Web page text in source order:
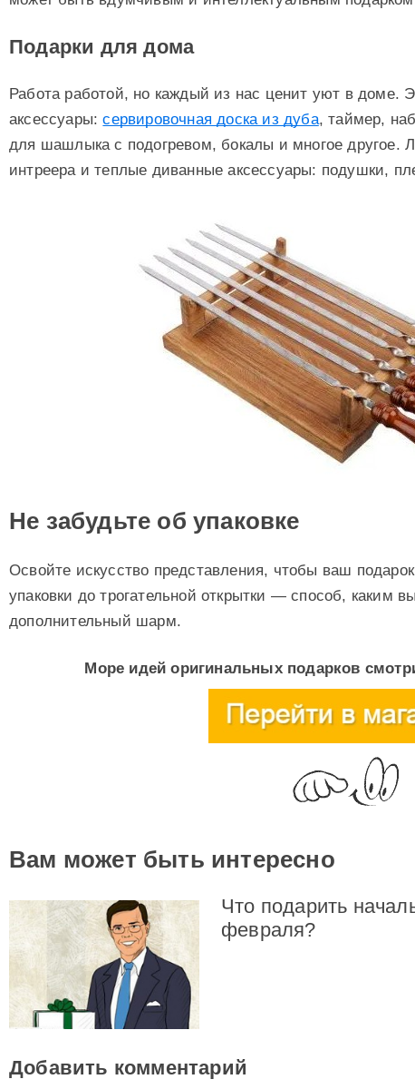
Подарки для дома
Работа работой, но каждый из нас ценит уют в доме.
аксессуары:сервировочная доска из дуба, таймер,
для шашлыка с подогревом, бокалы и многое другое.
интреера и теплые диванные аксессуары: подушки,
Не забудьте об упаковке
Освойте искусство представления, чтобы ваш
упаковки до трогательной открытки — способ, каким
дополнительный шарм.
Море идей оригинальных подарков
Вам может быть интересно
Что подарить
февраля?
Добавить комментарий